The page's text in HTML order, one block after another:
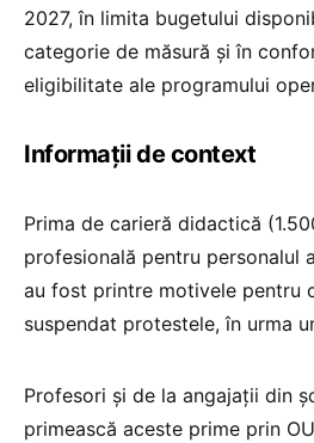
2027, în limita bugetului
categorie de măsură și în
eligibilitate ale programului
Informații de context
Prima de carieră didactică
profesională pentru personalul
au fost printre motivele pentru
suspendat protestele, în urma
Profesori și de la angajații din
primească aceste prime prin